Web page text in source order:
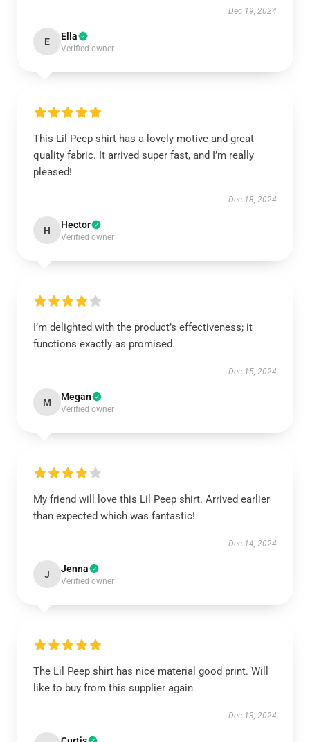
Dec 19, 2024
E Ella
Verified owner
This Lil Peep shirt has a lovely motive and great
quality fabric. It arrived super fast, and I’m really
pleased!
Dec 18, 2024
H Hector
Verified owner
I’m delighted with the product’s effectiveness; it
functions exactly as promised.
Dec 15, 2024
M Megan
Verified owner
My friend will love this Lil Peep shirt. Arrived earlier
than expected which was fantastic!
Dec 14, 2024
J Jenna
Verified owner
The Lil Peep shirt has nice material good print. Will
like to buy from this supplier again
Dec 13, 2024